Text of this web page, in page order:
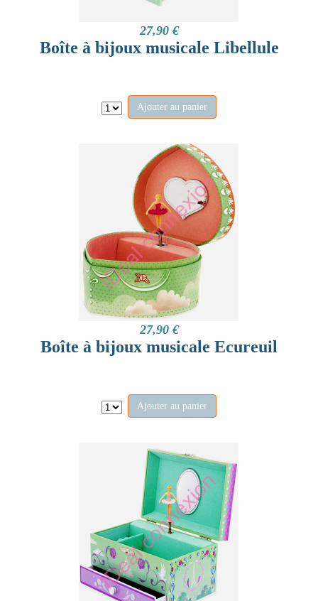
27,90 €
Boîte à bijoux musicale Libellule
Ajouter au panier
27,90 €
Boîte à bijoux musicale Ecureuil
Ajouter au panier